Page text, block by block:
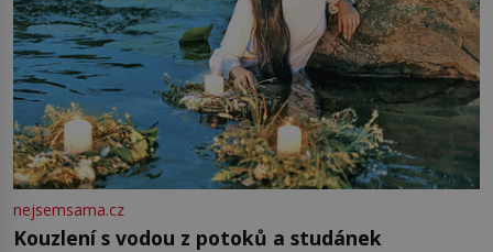
nejsemsama.cz
Kouzlení s vodou z potoků a studánek